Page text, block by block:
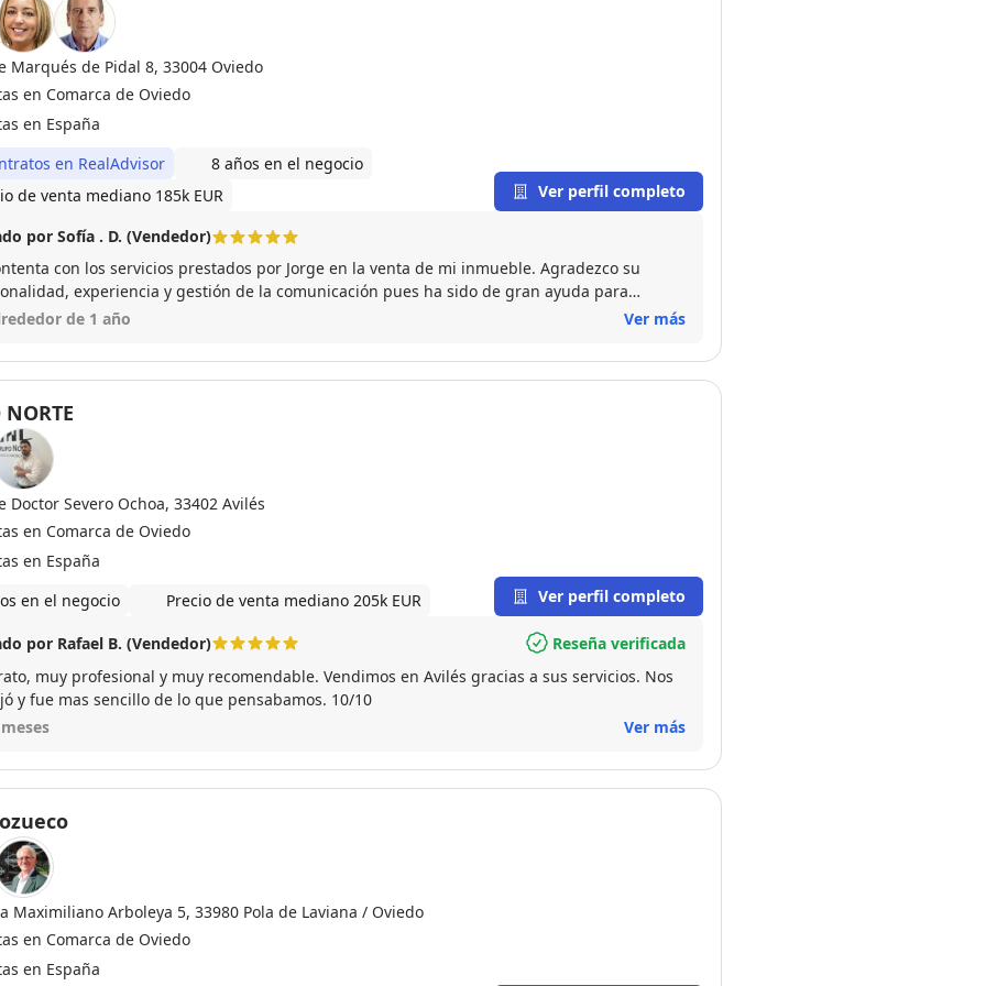
Marqués de Pidal 8, 33004 Oviedo
en Comarca de Oviedo
en España
en RealAdvisor
8 años en el negocio
de venta mediano 185k EUR
Ver perfil completo
por Sofía . D. (Vendedor)
con los servicios prestados por Jorge en la venta de mi inmueble. Agradezco su
experiencia y gestión de la comunicación pues ha sido de gran ayuda para
esas dificultades imprevistas que aparecieron. ¡Muchas gracias Jorge!
de 1 año Ver más
NORTE
Doctor Severo Ochoa, 33402 Avilés
en Comarca de Oviedo
en España
en el negocio
Precio de venta mediano 205k EUR Ver perfil completo
por Rafael B. (Vendedor)
Reseña verificada
muy profesional y muy recomendable. Vendimos en Avilés gracias a sus servicios. Nos
y fue mas sencillo de lo que pensabamos. 10/10
Ver más
Maximiliano Arboleya 5, 33980 Pola de Laviana / Oviedo
en Comarca de Oviedo
en España